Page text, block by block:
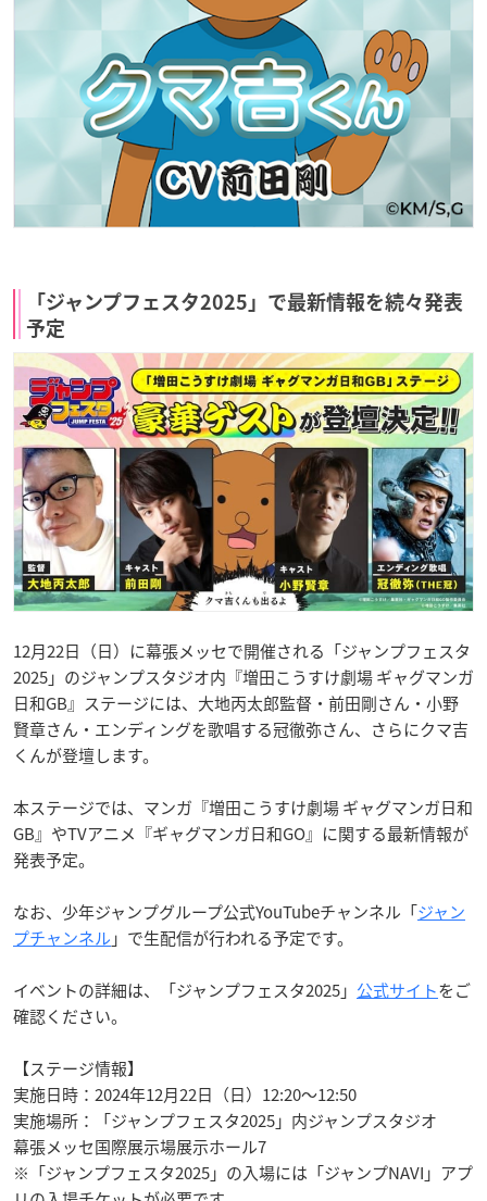
「ジャンプフェスタ2025」で最新情報を続々発表
予定
12月22日（日）に幕張メッセで開催される「ジャンプフェスタ
2025」のジャンプスタジオ内『増田こうすけ劇場 ギャグマンガ
日和GB』ステージには、大地丙太郎監督・前田剛さん・小野
賢章さん・エンディングを歌唱する冠徹弥さん、さらにクマ吉
くんが登壇します。
本ステージでは、マンガ『増田こうすけ劇場 ギャグマンガ日和
GB』やTVアニメ『ギャグマンガ日和GO』に関する最新情報が
発表予定。
なお、少年ジャンプグループ公式YouTubeチャンネル「ジャン
プチャンネル 」で生配信が行われる予定です。
イベントの詳細は、「ジャンプフェスタ2025」 公式サイトをご
確認ください。
【ステージ情報】
実施日時：2024年12月22日（日）12:20〜12:50
実施場所：「ジャンプフェスタ2025」内ジャンプスタジオ
幕張メッセ国際展示場展示ホール7
※「ジャンプフェスタ2025」の入場には「ジャンプNAVI」アプ